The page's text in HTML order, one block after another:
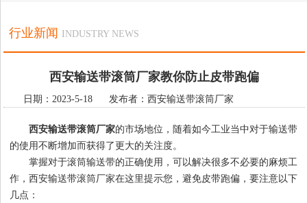
行业新闻 INDUSTRY NEWS
西安输送带滚筒厂家教你防止皮带跑偏
日期：2023-5-18 发布者：西安输送带滚筒厂家
西安输送带滚筒厂家的市场地位，随着如今工业当中对于输送带
的使用不断增加而获得了更大的关注度。
掌握对于滚筒输送带的正确使用，可以解决很多不必要的麻烦工
作，西安输送带滚筒厂家在这里提示您，避免皮带跑偏，要注意以下
几点：